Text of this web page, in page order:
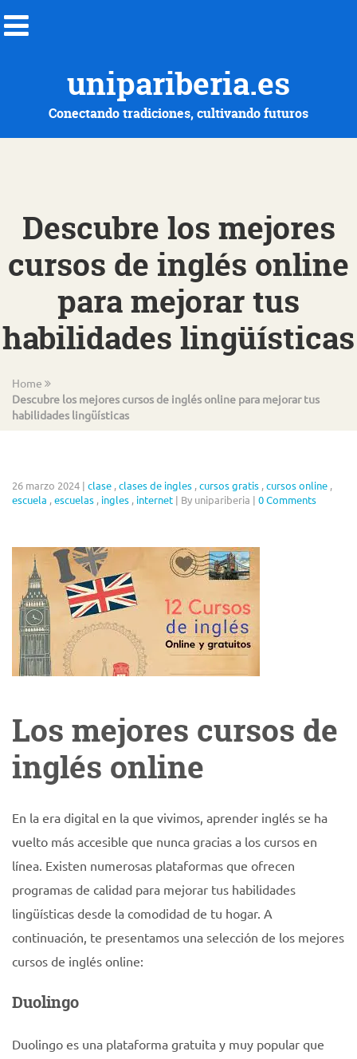
unipariberia.es
Conectando tradiciones, cultivando futuros
Descubre los mejores
cursos de inglés online
para mejorar tus
habilidades lingüísticas
Home
Descubre los mejores cursos de inglés online para mejorar tus
habilidades lingüísticas
26 marzo 2024 | clase ,clases de ingles ,cursos gratis ,cursos online ,
escuela ,escuelas , ingles , internet | By unipariberia | 0 Comments
Los mejores cursos de
inglés online
En la era digital en la que vivimos, aprender inglés se ha
vuelto más accesible que nunca gracias a los cursos en
línea. Existen numerosas plataformas que ofrecen
programas de calidad para mejorar tus habilidades
lingüísticas desde la comodidad de tu hogar. A
continuación, te presentamos una selección de los mejores
cursos de inglés online:
Duolingo
Duolingo es una plataforma gratuita y muy popular que